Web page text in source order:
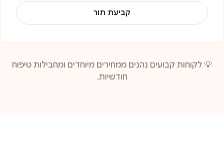
קביעת תור
💡 לקוחות קבועים נהנים ממחירים מיוחדים ומחבילות טיפוח
חודשיות.